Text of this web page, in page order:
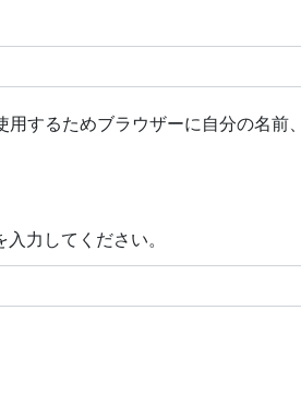
用するためブラウザーに自分の名前
入力してください。